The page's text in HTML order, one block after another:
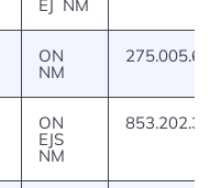
EJ NM
ON
NM
275.005.663
ON
EJS
NM
853.202.347